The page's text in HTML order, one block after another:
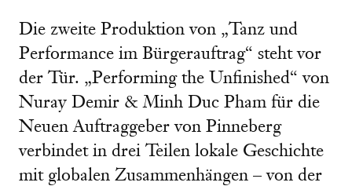
Die zweite Produktion von „Tanz und
Performance im Bürgerauftrag“ steht vor
der Tür. „Performing the Unfinished“ von
Nuray Demir & Minh Duc Pham für die
Neuen Auftraggeber von Pinneberg
verbindet in drei Teilen lokale Geschichte
mit globalen Zusammenhängen – von der